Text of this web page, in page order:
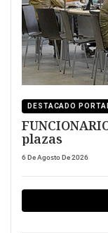
DESTACADO
plazas
6 De Agosto De 2026